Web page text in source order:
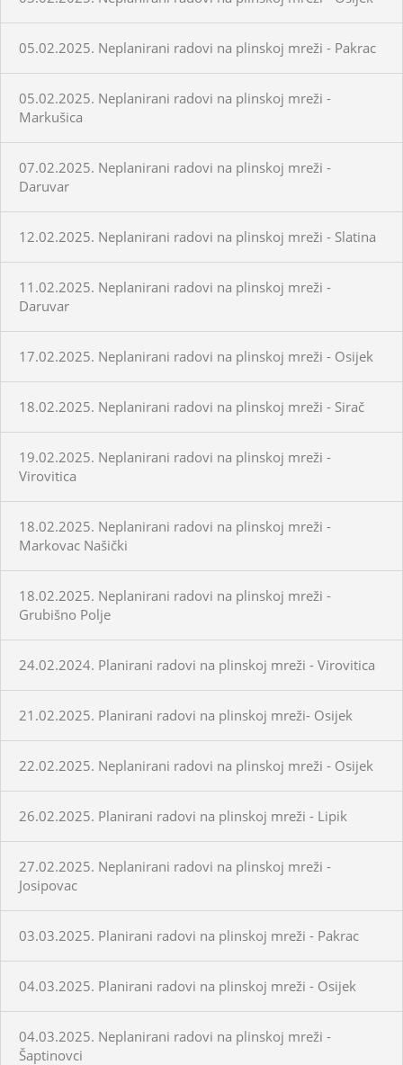
05.02.2025. Neplanirani radovi na plinskoj mreži - Pakrac
05.02.2025. Neplanirani radovi na plinskoj mreži -
Markušica
07.02.2025. Neplanirani radovi na plinskoj mreži -
Daruvar
12.02.2025. Neplanirani radovi na plinskoj mreži - Slatina
11.02.2025. Neplanirani radovi na plinskoj mreži -
Daruvar
17.02.2025. Neplanirani radovi na plinskoj mreži - Osijek
18.02.2025. Neplanirani radovi na plinskoj mreži - Sirač
19.02.2025. Neplanirani radovi na plinskoj mreži -
Virovitica
18.02.2025. Neplanirani radovi na plinskoj mreži -
Markovac Našički
18.02.2025. Neplanirani radovi na plinskoj mreži -
Grubišno Polje
24.02.2024. Planirani radovi na plinskoj mreži - Virovitica
21.02.2025. Planirani radovi na plinskoj mreži- Osijek
22.02.2025. Neplanirani radovi na plinskoj mreži - Osijek
26.02.2025. Planirani radovi na plinskoj mreži - Lipik
27.02.2025. Neplanirani radovi na plinskoj mreži -
Josipovac
03.03.2025. Planirani radovi na plinskoj mreži - Pakrac
04.03.2025. Planirani radovi na plinskoj mreži - Osijek
04.03.2025. Neplanirani radovi na plinskoj mreži -
Šaptinovci